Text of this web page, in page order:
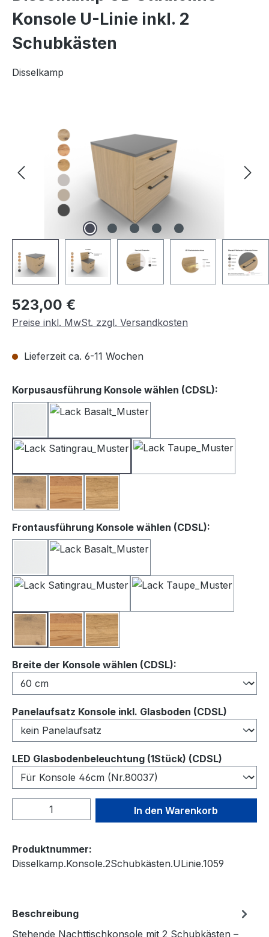
Konsole U-Linie inkl. 2
Schubkästen
Disselkamp
Regulärer Preis:
523,00 €
Preise inkl. MwSt. zzgl. Versandkosten
Lieferzeit ca. 6-11 Wochen
Korpusausführung Konsole wählen (CDSL):
BalkeneicheKernbucheWildeiche
Frontausführung Konsole wählen (CDSL):
BalkeneicheKernbucheWildeiche
Breite der Konsole wählen (CDSL):
Panelaufsatz Konsole inkl. Glasboden (CDSL)
LED Glasbodenbeleuchtung (1Stück) (CDSL)
Produkt Anzahl: Gib denIn den Warenkorb
Produktnummer:
Disselkamp.Konsole.2Schubkästen.ULinie.1059
Beschreibung
Stehende Nachttischkonsole mit 2 Schubkästen –